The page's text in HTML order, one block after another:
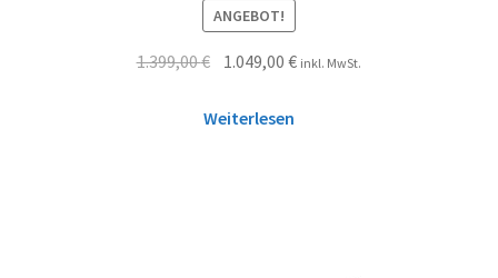
ANGEBOT!
1.399,00€ 1.049,00€ inkl. MwSt.
Weiterlesen